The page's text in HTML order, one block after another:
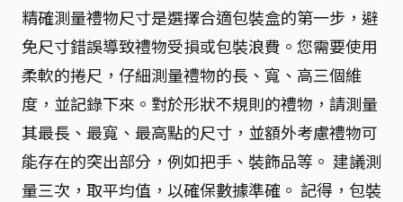
精確測量禮物尺寸是選擇合適包裝盒的第一步，避
免尺寸錯誤導致禮物受損或包裝浪費。您需要使用
柔軟的捲尺，仔細測量禮物的長、寬、高三個維
度，並記錄下來。對於形狀不規則的禮物，請測量
其最長、最寬、最高點的尺寸，並額外考慮禮物可
能存在的突出部分，例如把手、裝飾品等。 建議測
量三次，取平均值，以確保數據準確。 記得，包裝